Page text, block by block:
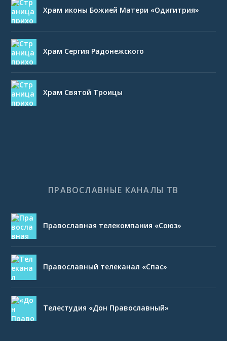
Храм иконы Божией Матери «Одигитрия»
Храм Сергия Радонежского
Храм Святой Троицы
ПРАВОСЛАВНЫЕ КАНАЛЫ ТВ
Православная телекомпания «Союз»
Православный телеканал «Спас»
Телестудия «Дон Православный»